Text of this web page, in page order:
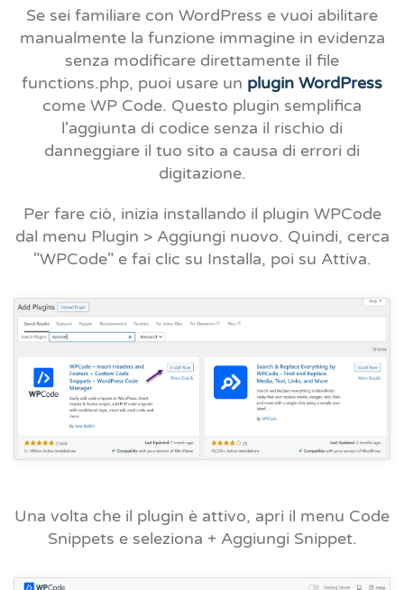
Se sei familiare con WordPress e vuoi abilitare
manualmente la funzione immagine in evidenza
senza modificare direttamente il file
functions.php, puoi usare un plugin WordPress
come WP Code. Questo plugin semplifica
l'aggiunta di codice senza il rischio di
danneggiare il tuo sito a causa di errori di
digitazione.
Per fare ciò, inizia installando il plugin WPCode
dal menu Plugin > Aggiungi nuovo. Quindi, cerca
"WPCode" e fai clic su Installa, poi su Attiva.
Una volta che il plugin è attivo, apri il menu Code
Snippets e seleziona + Aggiungi Snippet.